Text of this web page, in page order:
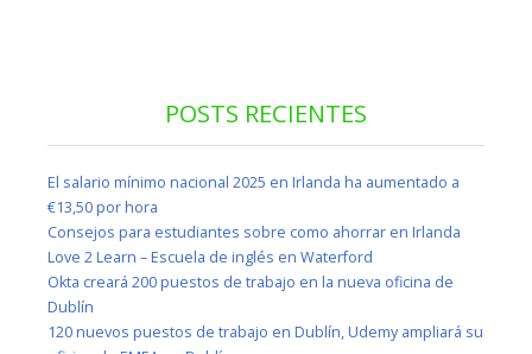
POSTS RECIENTES
El salario mínimo nacional 2025 en Irlanda ha aumentado a
€13,50 por hora
Consejos para estudiantes sobre como ahorrar en Irlanda
Love 2 Learn – Escuela de inglés en Waterford
Okta creará 200 puestos de trabajo en la nueva oficina de
Dublín
120 nuevos puestos de trabajo en Dublín, Udemy ampliará su